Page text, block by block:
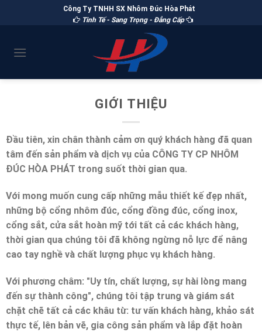
Công Ty TNHH SX Nhôm Đúc Hòa Phát
Tinh Tế - Sang Trọng - Đẳng Cấp
GIỚI THIỆU
Đầu tiên, xin chân thành cảm ơn quý khách hàng đã quan
tâm đến sản phẩm và dịch vụ của CÔNG TY CP NHÔM
ĐÚC HÒA PHÁT trong suốt thời gian qua.
Với mong muốn cung cấp những mẫu thiết kế đẹp nhất,
những bộ cổng nhôm đúc, cổng đồng đúc, cổng inox,
cổng sắt, cửa sắt hoàn mỹ tới tất cả các khách hàng,
thời gian qua chúng tôi đã không ngừng nỗ lực để nâng
cao tay nghề và chất lượng phục vụ khách hàng.
Với phương châm: "Uy tín, chất lượng, sự hài lòng mang
đến sự thành công", chúng tôi tập trung và giám sát
chặt chẽ tất cả các khâu từ: tư vấn khách hàng, khảo sát
thực tế, lên bản vẽ, gia công sản phẩm và lắp đặt hoàn